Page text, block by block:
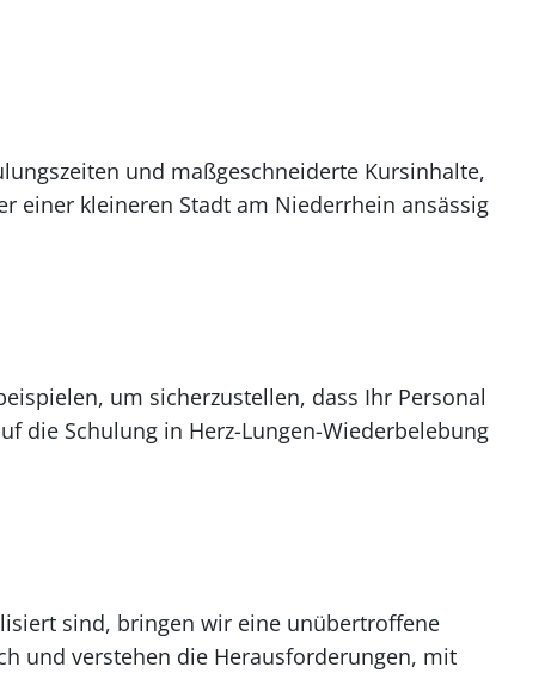
und maßgeschneiderte Kursinhalte,
einer kleineren Stadt am Niederrhein ansässig
um sicherzustellen, dass Ihr Personal
die Schulung in Herz-Lungen-Wiederbelebung
sind, bringen wir eine unübertroffene
und verstehen die Herausforderungen, mit